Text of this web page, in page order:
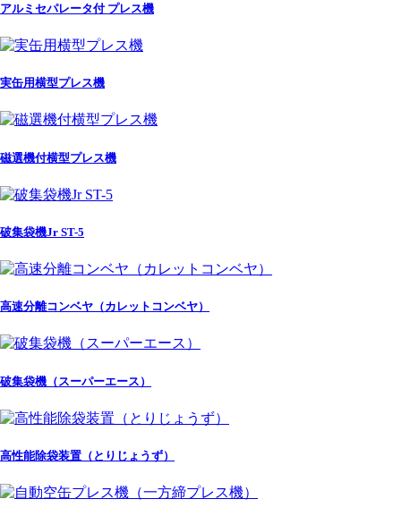
アルミセパレータ付 プレス機
実缶用横型プレス機
磁選機付横型プレス機
破集袋機Jr ST-5
高速分離コンベヤ（カレットコンベヤ）
破集袋機（スーパーエース）
高性能除袋装置（とりじょうず）